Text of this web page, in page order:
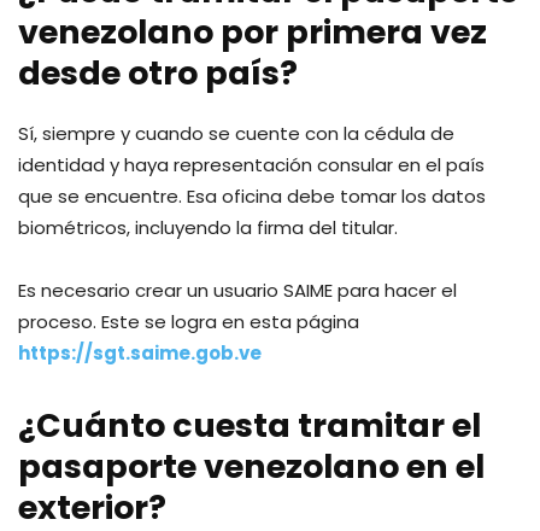
venezolano por primera vez
desde otro país?
Sí, siempre y cuando se cuente con la cédula de
identidad y haya representación consular en el país
que se encuentre. Esa oficina debe tomar los datos
biométricos, incluyendo la firma del titular.
Es necesario crear un usuario SAIME para hacer el
proceso. Este se logra en esta página
https://sgt.saime.gob.ve
¿Cuánto cuesta tramitar el
pasaporte venezolano en el
exterior?